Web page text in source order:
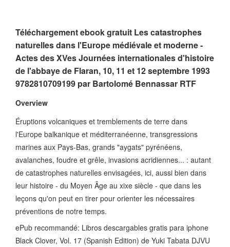
Téléchargement ebook gratuit Les catastrophes
naturelles dans l'Europe médiévale et moderne -
Actes des XVes Journées internationales d'histoire
de l'abbaye de Flaran, 10, 11 et 12 septembre 1993
9782810709199 par Bartolomé Bennassar RTF
Overview
Éruptions volcaniques et tremblements de terre dans
l'Europe balkanique et méditerranéenne, transgressions
marines aux Pays-Bas, grands "aygats" pyrénéens,
avalanches, foudre et grêle, invasions acridiennes... : autant
de catastrophes naturelles envisagées, ici, aussi bien dans
leur histoire - du Moyen Âge au xixe siècle - que dans les
leçons qu'on peut en tirer pour orienter les nécessaires
préventions de notre temps.
ePub recommandé: Libros descargables gratis para iphone
Black Clover, Vol. 17 (Spanish Edition) de Yuki Tabata DJVU